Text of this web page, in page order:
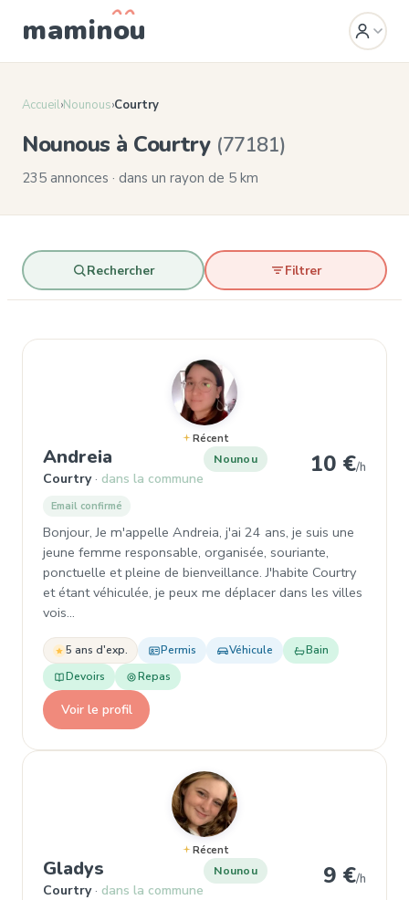
maminou
Accueil›Nounous›Courtry
Nounous à Courtry (77181)
235 annonces · dans un rayon de 5 km
Rechercher Filtrer
Récent
Andreia , Nounou à Courtry
Courtry dans la commune
Nounou 10 €/h
Email confirmé
Bonjour, Je m'appelle Andreia, j'ai 24 ans, je suis une
jeune femme responsable, organisée, souriante,
ponctuelle et pleine de bienveillance. J'habite Courtry
et étant véhiculée, je peux me déplacer dans les villes
vois…
5 ans d'exp. Permis Véhicule
Bain
Devoirs
Repas
Voir le profil
Récent
Gladys , Nounou à Courtry
Courtry dans la commune
Nounou 9 €/h